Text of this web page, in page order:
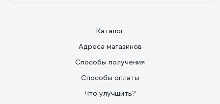
Каталог
Адреса магазинов
Способы получения
Способы оплаты
Что улучшить?